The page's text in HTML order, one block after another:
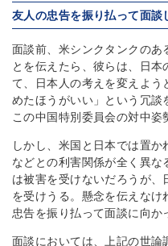
友人の忠告を振り払って面談
面談前、米シンクタンクのあ
とを伝えたら、彼らは、日
て、日本人の考えを変えよ
めたほうがいい」という冗談
この中国特別委員会の対中姿
しかし、米国と日本では置
などとの利害関係が全く異
は被害を受けないだろうが
を受けうる。懸念を伝えな
忠告を振り払って面談に向か
面談においては、上記の世論